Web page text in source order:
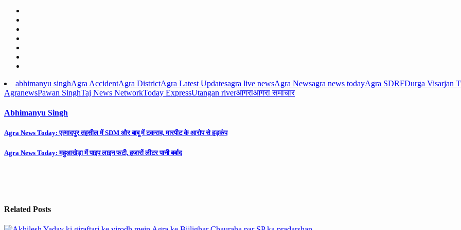
abhimanyu singhAgra AccidentAgra DistrictAgra Latest Updatesagra live newsAgra Newsagra news todayAgra SDRFDurga Visarjan
AgranewsPawan SinghTaj News NetworkToday ExpressUtangan riverआगराआगरा समाचार
Abhimanyu Singh
Post
navigation
Agra News Today: एत्मादपुर तहसील में SDM और बाबू में टकराव, मारपीट के आरोप से हड़कंप
Agra News Today: महुआखेड़ा में पाइप लाइन फटी, हजारों लीटर पानी बर्बाद
Related Posts